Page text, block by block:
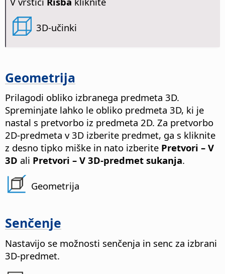
3D-učinki
Geometrija
Prilagodi obliko izbranega predmeta 3D.
Spreminjate lahko le obliko predmeta 3D, ki je
nastal s pretvorbo iz predmeta 2D. Za pretvorbo
2D-predmeta v 3D izberite predmet, ga s kliknite
z desno tipko miške in nato izberite Pretvori – V
3D ali Pretvori – V 3D-predmet sukanja.
Geometrija
Senčenje
Nastavijo se možnosti senčenja in senc za izbrani
3D-predmet.